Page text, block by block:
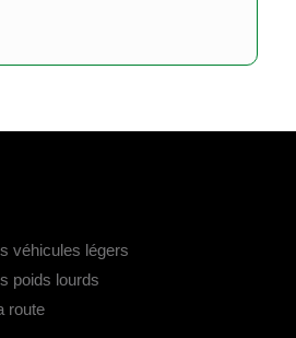
véhicules légers
poids lourds
route